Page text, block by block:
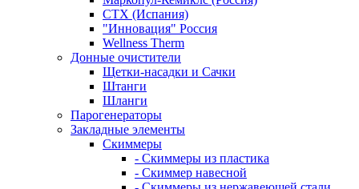
CTX (Испания)
"Инновация" Россия
Wellness Therm
Донные очистители
Щетки-насадки и Сачки
Штанги
Шланги
Парогенераторы
Закладные элементы
Скиммеры
- Скиммеры из пластика
- Скиммер навесной